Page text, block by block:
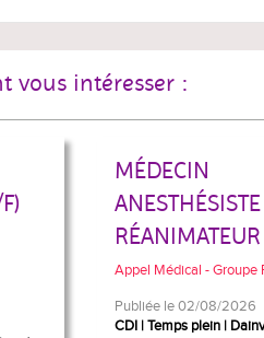
vous intéresser :
MÉDECIN
ANESTHÉSISTE
Appel Médical - Groupe
Publiée le 02/08/2026
CDI Temps plein